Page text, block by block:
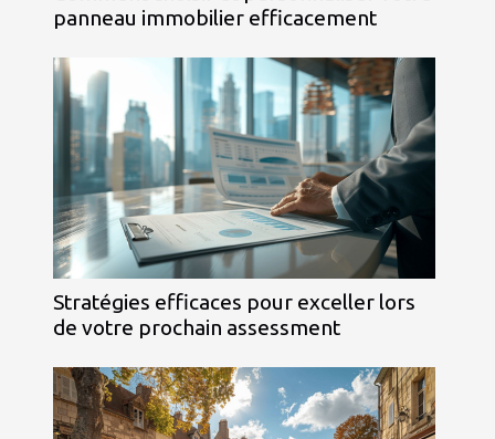
panneau immobilier efficacement
Stratégies efficaces pour exceller lors
de votre prochain assessment